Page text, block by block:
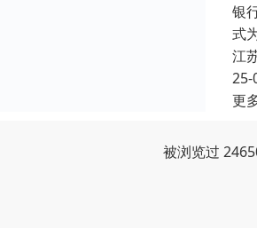
银
式
江
25-
更
被浏览过